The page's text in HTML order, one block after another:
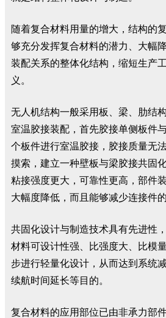
随着复合材料用量的增大，结构的
够充分发挥复合材料的潜力、大幅
装配关系的整体化结构，缩短生产
义。
无人机结构一般采用板、梁、肋结
室温胶接装配，首先胶接单侧板件
个板件进行室温胶接，胶接质量无
摸索，建立一种壁板与梁胶接共固
粘接强度更大，可靠性更高，部件
大幅度降低，而且能够减少连接件的
共固化设计与制造技术具有先进性
材料可设计性强、比强度大、比模
步进行轻量化设计，从而达到系统
续航时间延长等目的。
复合材料的应用部位已由非承力部